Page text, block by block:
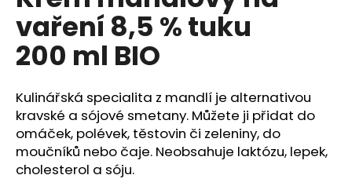
z
5
hvězdiček.
vaření 8,5 % tuku
200 ml BIO
Kulinářská specialita z mandlí je alternativou
kravské a sójové smetany. Můžete ji přidat do
omáček, polévek, těstovin či zeleniny, do
moučníků nebo čaje. Neobsahuje laktózu, lepek,
cholesterol a sóju.
a
j
í
?